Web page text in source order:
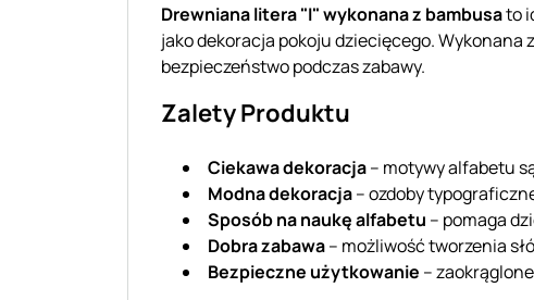
Drewniana litera "I" wykonana z bambusato
jako dekoracja pokoju dziecięcego. Wykonana z
bezpieczeństwo podczas zabawy.
Zalety Produktu
Ciekawa dekoracja– motywy alfabetu
Modna dekoracja– ozdoby
Sposób na naukę alfabetu – pomaga
Dobra zabawa– możliwość tworzenia
Bezpieczne użytkowanie –